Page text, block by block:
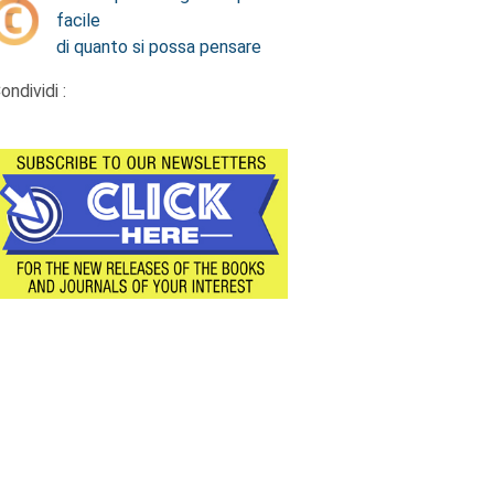
facile
di quanto si possa pensare
: